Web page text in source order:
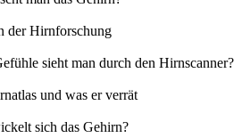
der Hirnforschung
sieht man durch den Hirnscanner?
und was er verrät
sich das Gehirn?